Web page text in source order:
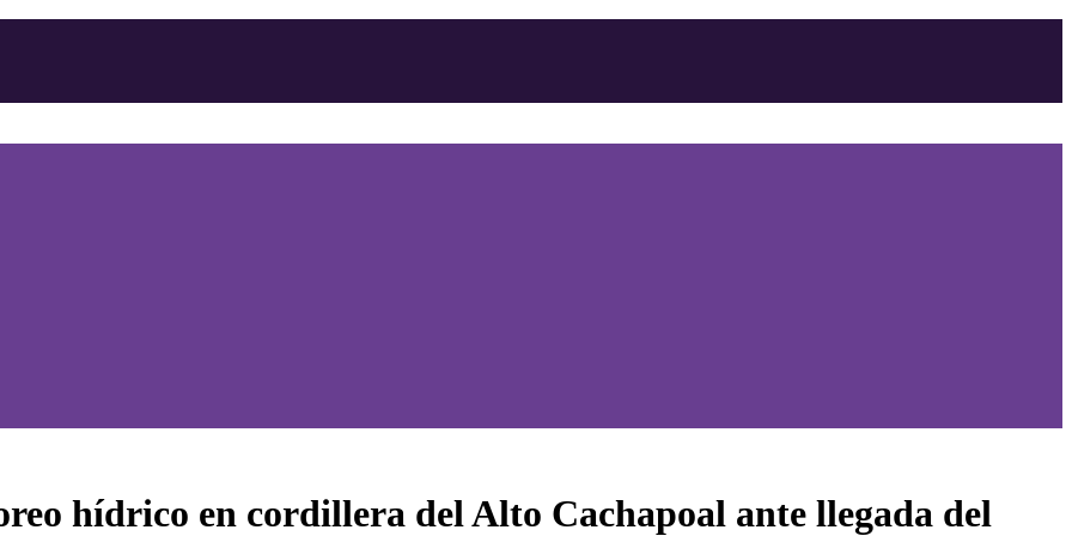
hídrico en cordillera del Alto Cachapoal ante llegada del